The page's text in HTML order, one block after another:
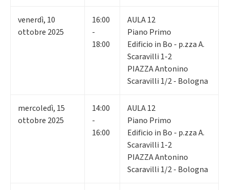
venerdì, 10
ottobre 2025
16:00
-
18:00
AULA 12
Piano Primo
Edificio in Bo - p.zza A.
Scaravilli 1-2
PIAZZA Antonino
Scaravilli 1/2 - Bologna
mercoledì, 15
ottobre 2025
14:00
-
16:00
AULA 12
Piano Primo
Edificio in Bo - p.zza A.
Scaravilli 1-2
PIAZZA Antonino
Scaravilli 1/2 - Bologna